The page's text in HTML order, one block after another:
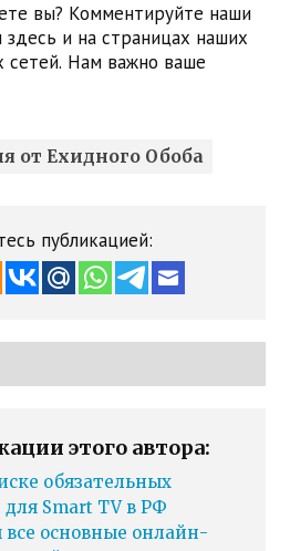
вы? Комментируйте наши
здесь и на страницах наших
сетей. Нам важно ваше
от Ехидного Обоба
публикацией:
этого автора:
обязательных
Smart TV в РФ
все основные онлайн-